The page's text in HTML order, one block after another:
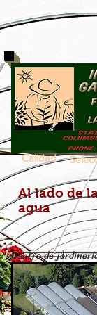
Calidad
Al lado de
agua
Centro de